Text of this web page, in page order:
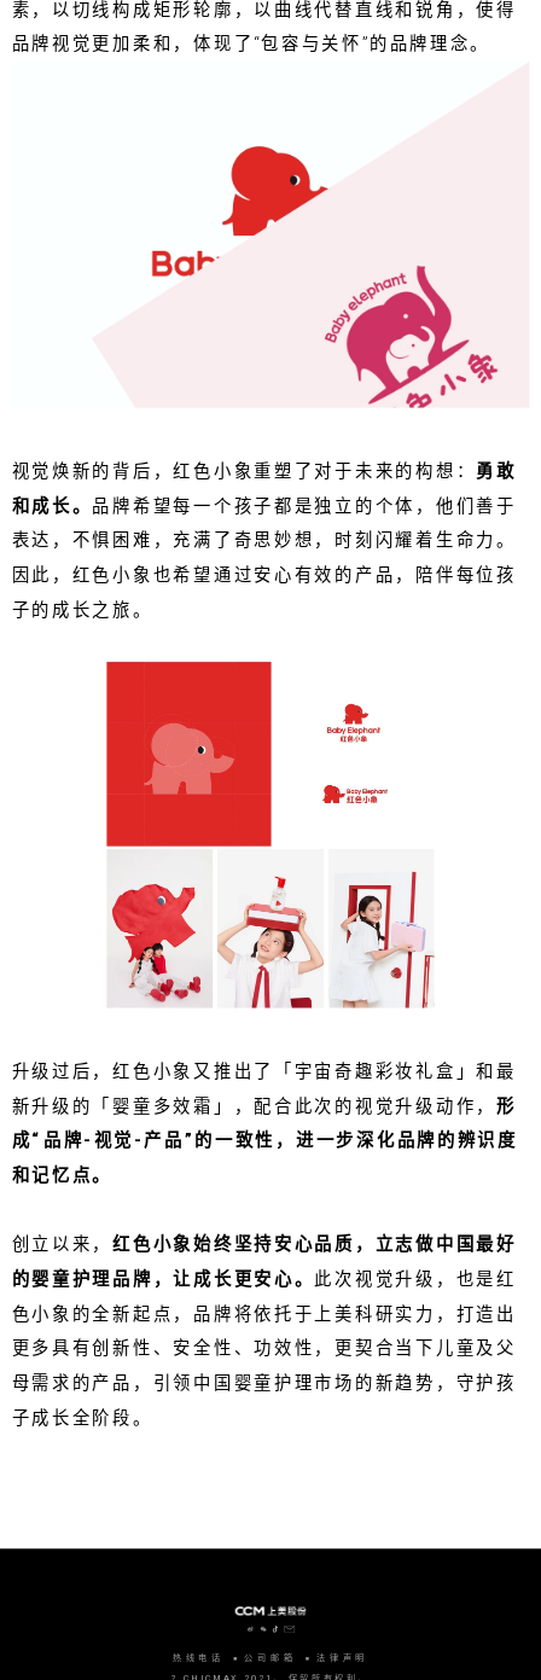
素，以切线构成矩形轮廓，以曲线代替直线和锐角，使得
品牌视觉更加柔和，体现了“包容与关怀”的品牌理念。
视觉焕新的背后，红色小象重塑了对于未来的构想： 勇敢
和成长。 品牌希望每一个孩子都是独立的个体，他们善于
表达，不惧困难，充满了奇思妙想，时刻闪耀着生命力。
因此，红色小象也希望通过安心有效的产品，陪伴每位孩
子的成长之旅。
升级过后，红色小象又推出了「宇宙奇趣彩妆礼盒」和最
新升级的「婴童多效霜」，配合此次的视觉升级动作， 形
成“品牌-视觉-产品”的一致性，进一步深化品牌的辨识度
和记忆点。
创立以来，红色小象始终坚持安心品质，立志做中国最好
的婴童护理品牌，让成长更安心。 此次视觉升级，也是红
色小象的全新起点，品牌将依托于上美科研实力，打造出
更多具有创新性、安全性、功效性，更契合当下儿童及父
母需求的产品，引领中国婴童护理市场的新趋势，守护孩
子成长全阶段。
热线电话 公司邮箱 法律声明